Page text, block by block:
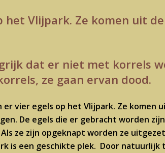
het Vlijpark. Ze komen uit
dat er niet met korrels
ze gaan ervan dood.
er vier egels op het Vlijpark. Ze komen
De egels die er gebracht worden
ze zijn opgeknapt worden ze
is een geschikte plek. Door